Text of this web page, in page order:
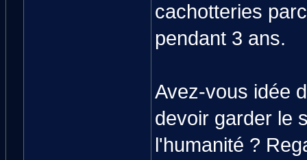
cachotteries
pendant 3 ans.
Avez-vous idée
devoir garder le
l'humanité ?